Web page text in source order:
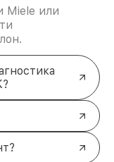
Miele или